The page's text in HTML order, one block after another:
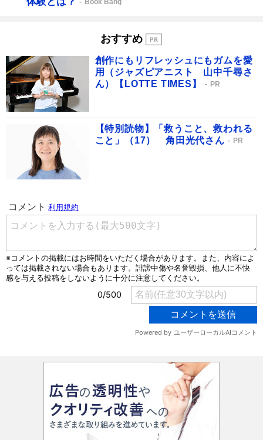
Book Bang
おすすめ
創作にもリフレッシュにもガムを愛
用（ジャズピアニスト 山中千尋さ
ん）【LOTTE TIMES】
PR
【特別読物】「救うこと、救われる
こと」（17） 角田光代さん
PR